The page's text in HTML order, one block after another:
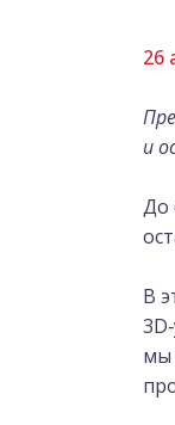
26
и
До
В
мы